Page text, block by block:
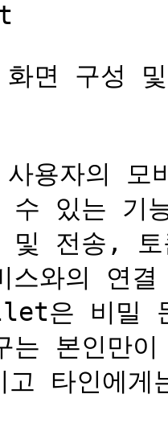
면 구성 및
용자의 모
수 있는 기
및 전송,
스와의 연
은 비밀
본인만
고 타인에